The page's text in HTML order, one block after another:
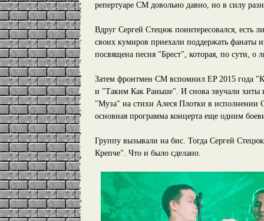
репертуаре СМ довольно давно, но в силу
Вдруг Сергей Стецюк поинтересовался, есть
своих кумиров приехали поддержать фанаты
посвящена песня "Брест", которая, по сути, о
Затем фронтмен СМ вспомнил EP 2015 года
и "Таким Как Раньше". И снова звучали
"Муза" на стихи Алеся Плотки в исполнении
основная программа концерта еще одним
Группу вызывали на бис. Тогда Сергей
Крепче". Что и было сделано.